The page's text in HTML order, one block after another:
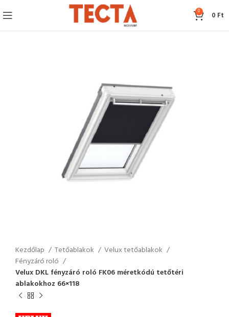
0 0 Ft
Kezdőlap Tetőablakok
Velux tetőablakok
Fényzáró roló
Velux DKL fényzáró roló FK06 méretkódú tetőtéri
ablakokhoz 66×118